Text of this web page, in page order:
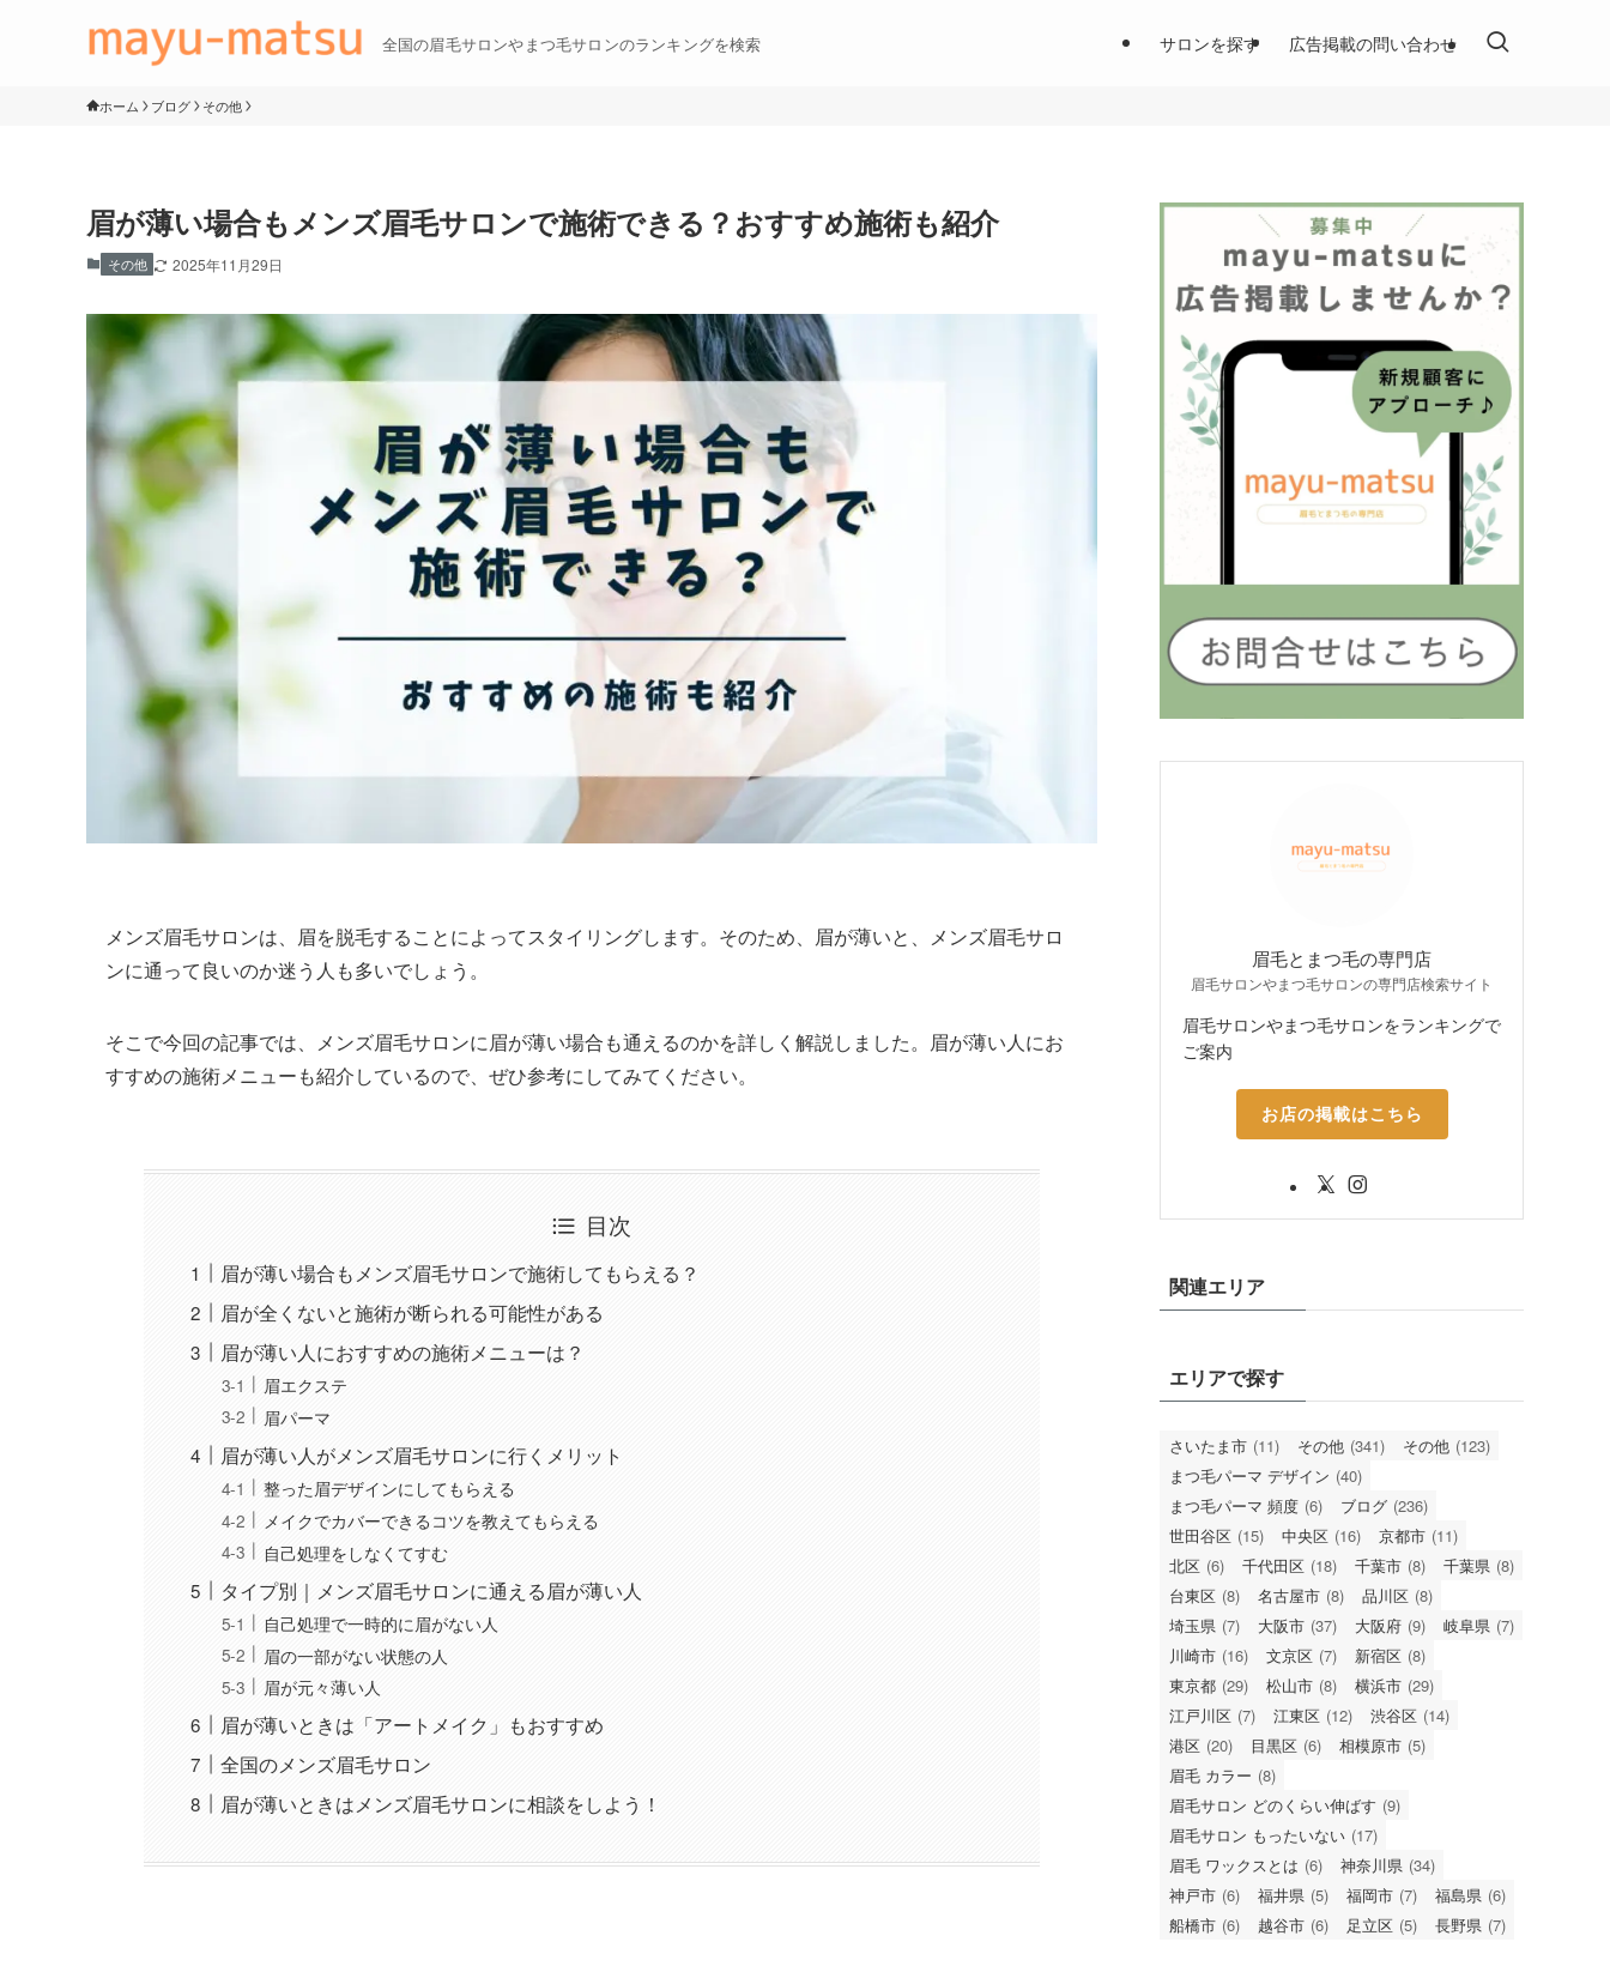
全国の眉毛サロンやまつ毛サロンのランキングを検索 サロンを探す 広告掲載の問い合わせ
ホーム ブログ その他
眉が薄い場合もメンズ眉毛サロンで施術できる？おすすめ施術も紹介
その他 2025年11月29日
メンズ眉毛サロンは、眉を脱毛することによってスタイリングします。そのため、眉が薄いと、メンズ眉毛サロ
ンに通って良いのか迷う人も多いでしょう。
そこで今回の記事では、メンズ眉毛サロンに眉が薄い場合も通えるのかを詳しく解説しました。眉が薄い人にお
すすめの施術メニューも紹介しているので、ぜひ参考にしてみてください。
目次
眉が薄い場合もメンズ眉毛サロンで施術してもらえる？
眉が全くないと施術が断られる可能性がある
眉が薄い人におすすめの施術メニューは？
眉エクステ
眉パーマ
眉が薄い人がメンズ眉毛サロンに行くメリット
整った眉デザインにしてもらえる
メイクでカバーできるコツを教えてもらえる
自己処理をしなくてすむ
タイプ別｜メンズ眉毛サロンに通える眉が薄い人
自己処理で一時的に眉がない人
眉の一部がない状態の人
眉が元々薄い人
眉が薄いときは「アートメイク」もおすすめ
全国のメンズ眉毛サロン
眉が薄いときはメンズ眉毛サロンに相談をしよう！
眉毛とまつ毛の専門店
眉毛サロンやまつ毛サロンの専門店検索サイト
眉毛サロンやまつ毛サロンをランキングで
ご案内
お店の掲載はこちら
関連エリア
エリアで探す
さいたま市 (11) その他 (341) その他 (123)
まつ毛パーマ デザイン (40)
まつ毛パーマ 頻度 (6) ブログ (236)
世田谷区 (15) 中央区 (16) 京都市 (11)
北区 (6) 千代田区 (18) 千葉市 (8) 千葉県 (8)
台東区 (8) 名古屋市 (8) 品川区 (8)
埼玉県 (7) 大阪市 (37) 大阪府 (9) 岐阜県 (7)
川崎市 (16) 文京区 (7) 新宿区 (8)
東京都 (29) 松山市 (8) 横浜市 (29)
江戸川区 (7) 江東区 (12) 渋谷区 (14)
港区 (20) 目黒区 (6) 相模原市 (5)
眉毛 カラー (8)
眉毛サロン どのくらい伸ばす (9)
眉毛サロン もったいない (17)
眉毛 ワックスとは (6) 神奈川県 (34)
神戸市 (6) 福井県 (5) 福岡市 (7) 福島県 (6)
船橋市 (6) 越谷市 (6) 足立区 (5) 長野県 (7)